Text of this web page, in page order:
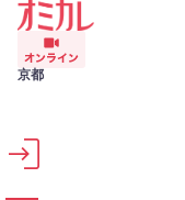
メインコンテンツへスキッ
京都